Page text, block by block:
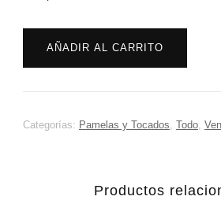
Pamela
Pretty
woman
cantidad
AÑADIR AL CARRITO
Categorías: Pamelas y Tocados, Todo,
Productos